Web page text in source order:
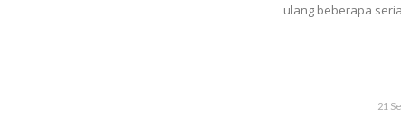
ulang beberapa
21